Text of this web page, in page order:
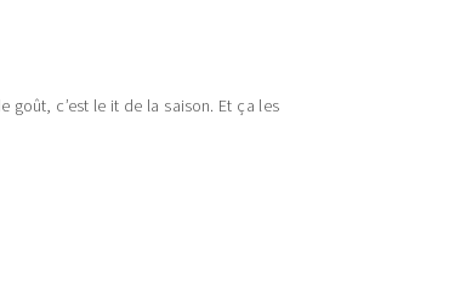
c’est le it de la saison. Et ça les